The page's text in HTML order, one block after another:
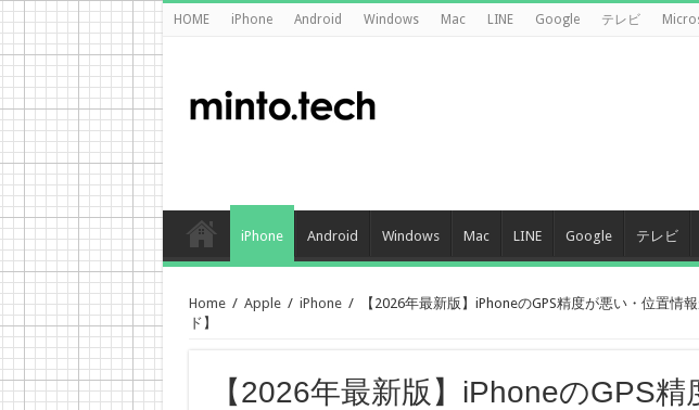
HOME iPhone Android Windows Mac LINE Google テレビ
iPhone Android Windows Mac LINE Google テレビ
Home / Apple / iPhone /
【2026年最新版】iPhoneのGPS精度が悪い・位置情
ド】
【2026年最新版】iPhoneのGPS